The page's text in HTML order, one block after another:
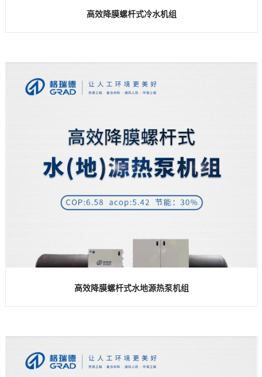
高效降膜螺杆式冷水机组
高效降膜螺杆式水地源热泵机组